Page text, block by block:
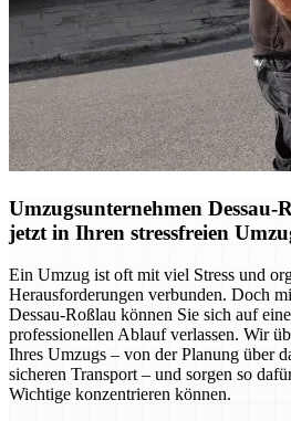
Umzugsunternehmen Dessau-
jetzt in Ihren stressfreien
Ein Umzug ist oft mit viel Stress und
Herausforderungen verbunden. Doch
Dessau-Roßlau können Sie sich auf
professionellen Ablauf verlassen. Wir
Ihres Umzugs – von der Planung über
sicheren Transport – und sorgen so
Wichtige konzentrieren können.